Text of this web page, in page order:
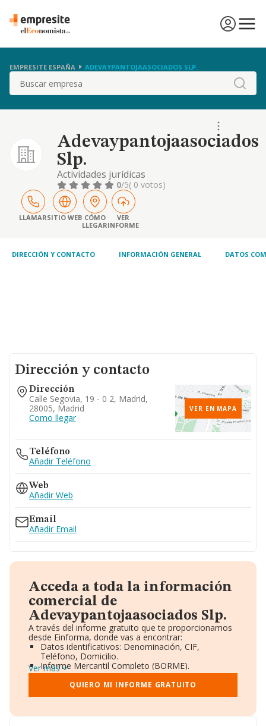
EMPRESITE ESPAÑA ADEVAYPANTOJAASOCIADOS SLP.
Buscar
Adevaypantojaasociados
Slp.
Actividades jurídicas
0/5( 0 votos)
LLAMARSITIO WEB CÓMO
LLEGAR
VER
INFORME
DIRECCIÓN Y CONTACTO INFORMACIÓN GENERAL DATOS
Dirección y contacto
Dirección
Calle Segovia, 19 - 0 2, Madrid,
28005, Madrid
Como llegar
VER EN MAPA
Teléfono
Añadir Teléfono
Web
Añadir Web
Email
Añadir Email
Acceda a toda la información
comercial de
Adevaypantojaasociados Slp.
A través del informe gratuito que te proporcionamos
desde Einforma, donde vas a encontrar:
Datos identificativos: Denominación, CIF,
Teléfono, Domicilio.
Informe Mercantil Completo (BORME).
Gráficos de Evolución Ventas y Empleados.
Consejo de Administración y Administradores.
Directivos y Ejecutivos.
Ver más
QUIERO MI INFORME GRATUITO